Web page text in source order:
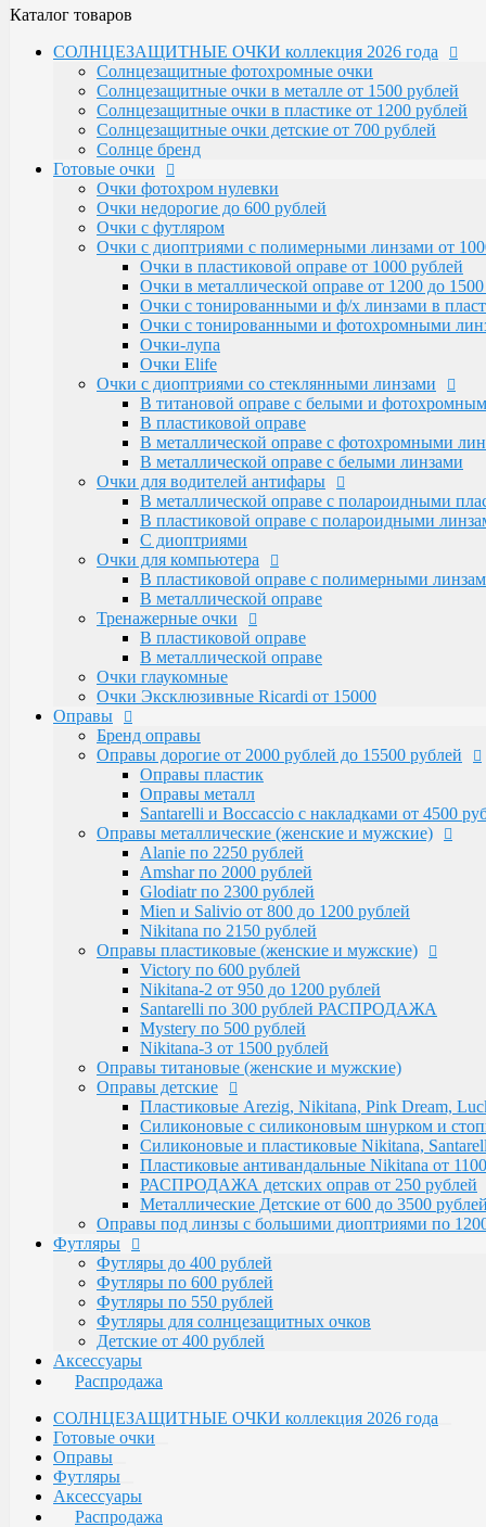
Готовые очки
Очки фотохром нулевки
Очки недорогие до 600 рублей
Очки с футляром
Очки с диоптриями с полимерными линзами от
Очки в пластиковой оправе от 1000 рублей
Очки в металлической оправе от 1200 до 1500
Очки с тонированными и ф/х линзами в
Очки с тонированными и фотохромными
Очки-лупа
Очки Elife
Очки с диоптриями со стеклянными линзами
В титановой оправе с белыми и
В пластиковой оправе
В металлической оправе с фотохромными
В металлической оправе с белыми линзами
Очки для водителей антифары
В металлической оправе с полароидными
В пластиковой оправе с полароидными
С диоптриями
Очки для компьютера
В пластиковой оправе с полимерными линзами
В металлической оправе
Тренажерные очки
В пластиковой оправе
В металлической оправе
Очки глаукомные
Очки Эксклюзивные Ricardi от 15000
Оправы
Бренд оправы
Оправы дорогие от 2000 рублей до 15500 рублей
Оправы пластик
Оправы металл
Santarelli и Boccaccio с накладками от 4500
Оправы металлические (женские и мужские)
Alanie по 2250 рублей
Glodiatr по 2300 рублей
Mien и Salivio от 800 до 1200 рублей
Nikitana по 2150 рублей
Оправы пластиковые (женские и мужские)
Victory по 600 рублей
Nikitana-2 от 950 до 1200 рублей
Santarelli по 300 рублей РАСПРОДАЖА
Mystery по 500 рублей
Nikitana-3 от 1500 рублей
Оправы титановые (женские и мужские)
Оправы детские
Пластиковые Arezig, Nikitana, Pink Dream,
Силиконовые с силиконовым шнурком и
Силиконовые и пластиковые Nikitana,
Пластиковые антивандальные Nikitana от 1100
РАСПРОДАЖА детских оправ от 250 рублей
Металлические Детские от 600 до 3500 рублей
Оправы под линзы с большими диоптриями по 1200
Футляры
Футляры до 400 рублей
Футляры по 600 рублей
Футляры по 550 рублей
Футляры для солнцезащитных очков
Детские от 400 рублей
Аксессуары
Распродажа
Каталог товаров
СОЛНЦЕЗАЩИТНЫЕ ОЧКИ коллекция 2026 года
Солнцезащитные фотохромные очки
Солнцезащитные очки в металле от 1500 рублей
Солнцезащитные очки в пластике от 1200 рублей
Солнцезащитные очки детские от 700 рублей
Солнце бренд
Готовые очки
Очки фотохром нулевки
Очки недорогие до 600 рублей
Очки с футляром
Очки с диоптриями с полимерными линзами от
Очки в пластиковой оправе от 1000 рублей
Очки в металлической оправе от 1200 до
Очки с тонированными и ф/х линзами в
Очки с тонированными и фотохромными
Очки-лупа
Очки Elife
Очки с диоптриями со стеклянными линзами
В титановой оправе с белыми и
В пластиковой оправе
В металлической оправе с фотохромными
В металлической оправе с белыми линзами
Очки для водителей антифары
В металлической оправе с полароидными
В пластиковой оправе с полароидными
С диоптриями
Очки для компьютера
В пластиковой оправе с полимерными
В металлической оправе
Тренажерные очки
В пластиковой оправе
В металлической оправе
Очки глаукомные
Очки Эксклюзивные Ricardi от 15000
Оправы
Бренд оправы
Оправы дорогие от 2000 рублей до 15500 рублей
Оправы пластик
Оправы металл
Santarelli и Boccaccio с накладками от 4500
Оправы металлические (женские и мужские)
Alanie по 2250 рублей
Amshar по 2000 рублей
Glodiatr по 2300 рублей
Mien и Salivio от 800 до 1200 рублей
Nikitana по 2150 рублей
Оправы пластиковые (женские и мужские)
Victory по 600 рублей
Nikitana-2 от 950 до 1200 рублей
Santarelli по 300 рублей РАСПРОДАЖА
Mystery по 500 рублей
Nikitana-3 от 1500 рублей
Оправы титановые (женские и мужские)
Оправы детские
Пластиковые Arezig, Nikitana, Pink Dream,
Силиконовые с силиконовым шнурком и
Силиконовые и пластиковые Nikitana,
Пластиковые антивандальные Nikitana от
РАСПРОДАЖА детских оправ от 250 рублей
Металлические Детские от 600 до 3500 рублей
Оправы под линзы с большими диоптриями по
Футляры
Футляры до 400 рублей
Футляры по 600 рублей
Футляры по 550 рублей
Футляры для солнцезащитных очков
Детские от 400 рублей
Аксессуары
Распродажа
СОЛНЦЕЗАЩИТНЫЕ ОЧКИ коллекция 2026 года
Готовые очки
Оправы
Футляры
Аксессуары
Распродажа